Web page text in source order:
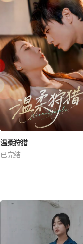
温柔狩猎
已完结